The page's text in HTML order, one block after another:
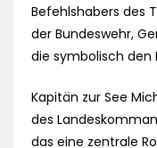
Befehlshabers des
der Bundeswehr,
die symbolisch den
Kapitän zur See
des
das eine zentrale